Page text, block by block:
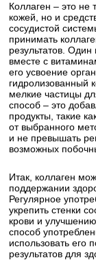
Коллаген – это не
кожей, но и
сосудистой
принимать
результатов.
вместе с
его усвоение
гидролизованный
мелкие частицы
способ – это
продукты, такие
от выбранного
и не превышать
возможных
Итак, коллаген
поддержании
Регулярное
укрепить стенки
крови и
способ
использовать его
результатов для